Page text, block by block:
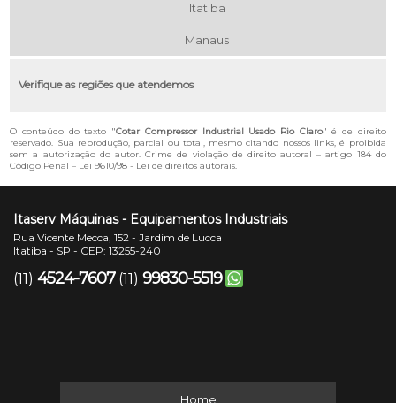
Itatiba
Manaus
Verifique as regiões que atendemos
O conteúdo do texto "Cotar Compressor Industrial Usado Rio Claro" é de direito
reservado. Sua reprodução, parcial ou total, mesmo citando nossos links, é proibida
sem a autorização do autor. Crime de violação de direito autoral – artigo 184 do
Código Penal – Lei 9610/98 - Lei de direitos autorais.
Itaserv Máquinas - Equipamentos Industriais
Rua Vicente Mecca, 152 - Jardim de Lucca
Itatiba - SP - CEP: 13255-240
(11) 4524-7607 (11) 99830-5519
Home